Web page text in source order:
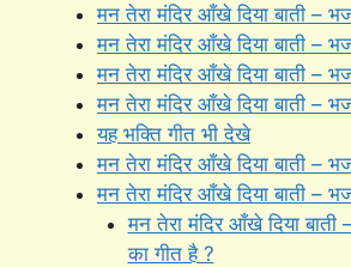
मन तेरा मंदिर आँखे दिया बाती –
मन तेरा मंदिर आँखे दिया बाती –
मन तेरा मंदिर आँखे दिया बाती –
मन तेरा मंदिर आँखे दिया बाती –
यह भक्ति गीत भी देखे
मन तेरा मंदिर आँखे दिया बाती –
मन तेरा मंदिर आँखे दिया बाती –
मन तेरा मंदिर आँखे दिया
का गीत है ?